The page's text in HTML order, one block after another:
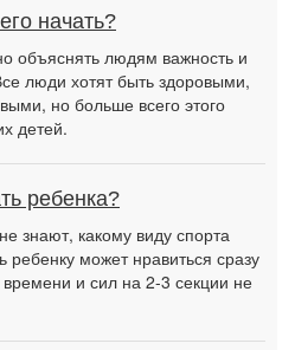
начать?
объяснять людям важность и
люди хотят быть здоровыми,
но больше всего этого
детей.
ребенка?
знают, какому виду спорта
ребенку может нравиться сразу
и сил на 2-3 секции не